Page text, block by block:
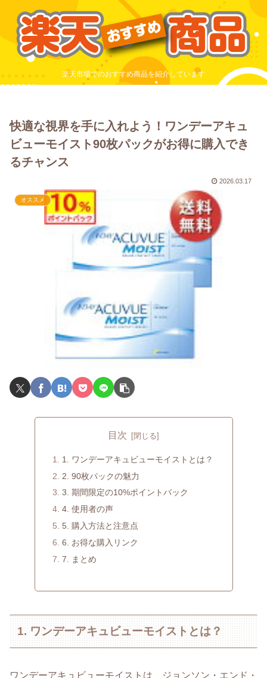
楽天市場でのおすすめ商品を紹介しています
快適な視界を手に入れよう！ワンデーアキュ
ビューモイスト90枚パックがお得に購入でき
るチャンス
2026.03.17
オススメ
目次
1. ワンデーアキュビューモイストとは？
2. 90枚パックの魅力
3. 期間限定の10%ポイントバック
4. 使用者の声
5. 購入方法と注意点
6. お得な購入リンク
7. まとめ
1. ワンデーアキュビューモイストとは？
ワンデーアキュビューモイストは、ジョンソン・エンド・